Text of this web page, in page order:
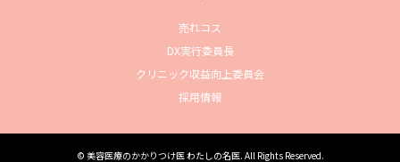
売れコス
DX実行委員長
クリニック収益向上委員会
採用情報
© 美容医療のかかりつけ医 わたしの名医. All Rights Reserved.